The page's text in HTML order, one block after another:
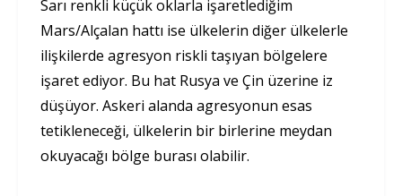
Sarı renkli küçük oklarla işaretlediğim
Mars/Alçalan hattı ise ülkelerin diğer ülkelerle
ilişkilerde agresyon riskli taşıyan bölgelere
işaret ediyor. Bu hat Rusya ve Çin üzerine iz
düşüyor. Askeri alanda agresyonun esas
tetikleneceği, ülkelerin bir birlerine meydan
okuyacağı bölge burası olabilir.